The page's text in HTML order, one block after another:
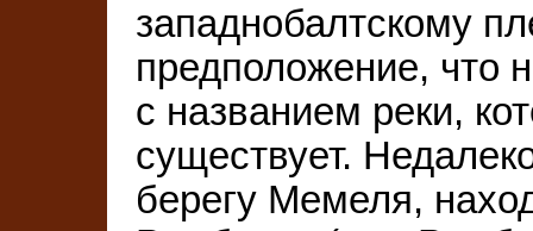
западнобалтскому
предположение, что
с названием реки,
существует.
берегу Мемеля,